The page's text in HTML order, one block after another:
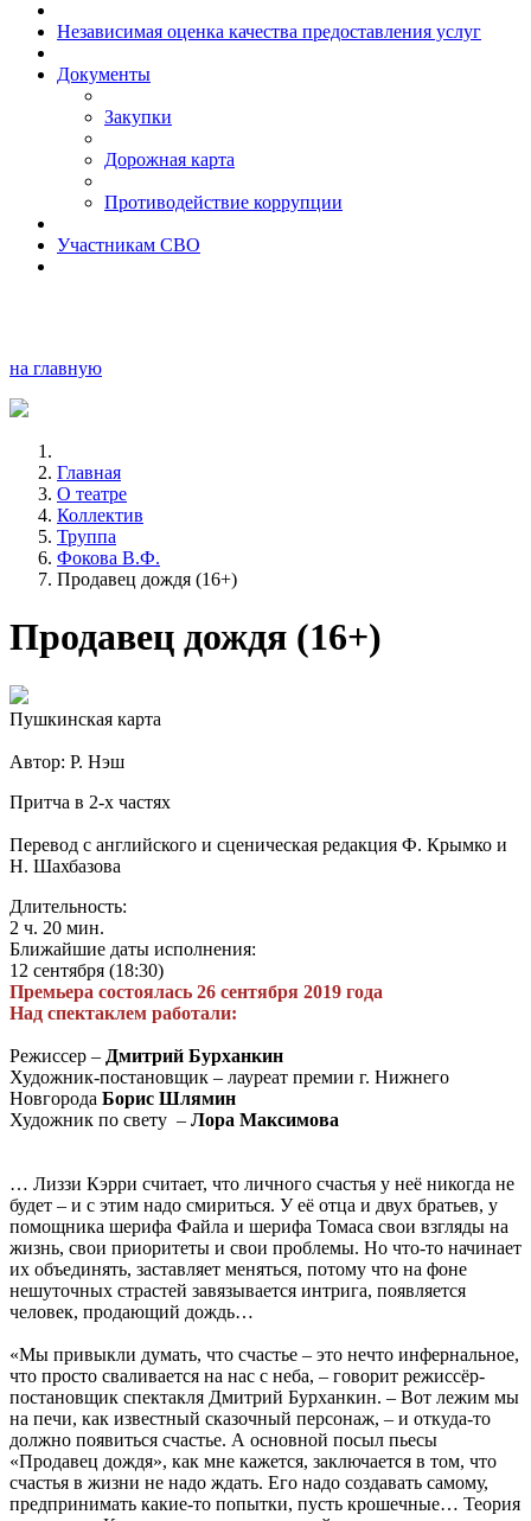
Независимая оценка качества предоставления услуг
Документы
Закупки
Дорожная карта
Противодействие коррупции
Участникам СВО
на главную
Главная
О театре
Коллектив
Труппа
Фокова В.Ф.
Продавец дождя (16+)
Продавец дождя (16+)
Пушкинская карта
Автор: Р. Нэш
Притча в 2-х частях
Перевод с английского и сценическая редакция Ф. Крымко и
Н. Шахбазова
Длительность:
2 ч. 20 мин.
Ближайшие даты исполнения:
12 сентября (18:30)
Премьера состоялась 26 сентября 2019 года
Над спектаклем работали:
Режиссер – Дмитрий Бурханкин
Художник-постановщик – лауреат премии г. Нижнего
Новгорода Борис Шлямин
Художник по свету – Лора Максимова
… Лиззи Кэрри считает, что личного счастья у неё никогда не
будет – и с этим надо смириться. У её отца и двух братьев, у
помощника шерифа Файла и шерифа Томаса свои взгляды на
жизнь, свои приоритеты и свои проблемы. Но что-то начинает
их объединять, заставляет меняться, потому что на фоне
нешуточных страстей завязывается интрига, появляется
человек, продающий дождь…
«Мы привыкли думать, что счастье – это нечто инфернальное,
что просто сваливается на нас с неба, – говорит режиссёр-
постановщик спектакля Дмитрий Бурханкин. – Вот лежим мы
на печи, как известный сказочный персонаж, – и откуда-то
должно появиться счастье. А основной посыл пьесы
«Продавец дождя», как мне кажется, заключается в том, что
счастья в жизни не надо ждать. Его надо создавать самому,
предпринимать какие-то попытки, пусть крошечные… Теория